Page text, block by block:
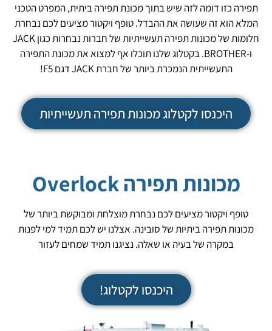
תפירה כזו דומה לזה שיש בתוך מכונת תפירה ביתית, המפרט הטכני
המלא הוא זה שעושה את ההבדל. טופף ויקטור מציעים לכם נבחרת
חלומות של מכונות תפירה תעשייתיות של חברות נבחרות כגון JACK
ו-BROTHER. בקטלוג שלנו תוכלו אף למצוא את מכונת התפירה
התעשייתית הנמכרת ביותר של חברת JACK דגם F5!
היכנסו לקטלוג מכונות תפירה תעשייתיות
מכונות תפירה Overlock
טופף ויקטור מציעים לכם נבחרת מוצלחת ומבוקשת ביותר של
מכונות תפירה ביתיות של סובינה. אצלנו יש לכם תמיד למי לפנות
במקרה של בעיה או שאלה. נציגנו תמיד שמחים לעזור
היכנסו לקטלוג!